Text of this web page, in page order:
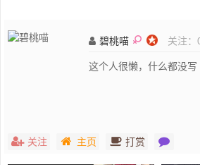
碧桃喵 关注：
这个人很懒，什么都没写
关注 主页 打赏